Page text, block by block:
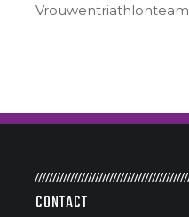
Vrouwentriathlonteam
CONTACT